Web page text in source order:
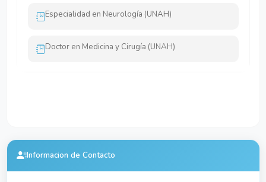
Especialidad en Neurología (UNAH)
Doctor en Medicina y Cirugía (UNAH)
Informacion de Contacto